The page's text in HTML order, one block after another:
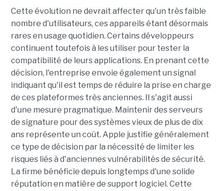
Cette évolution ne devrait affecter qu'un très faible
nombre d'utilisateurs, ces appareils étant désormais
rares en usage quotidien. Certains développeurs
continuent toutefois à les utiliser pour tester la
compatibilité de leurs applications. En prenant cette
décision, l'entreprise envoie également un signal
indiquant qu'il est temps de réduire la prise en charge
de ces plateformes très anciennes. Il s'agit aussi
d'une mesure pragmatique. Maintenir des serveurs
de signature pour des systèmes vieux de plus de dix
ans représente un coût. Apple justifie généralement
ce type de décision par la nécessité de limiter les
risques liés à d'anciennes vulnérabilités de sécurité.
La firme bénéficie depuis longtemps d'une solide
réputation en matière de support logiciel. Cette